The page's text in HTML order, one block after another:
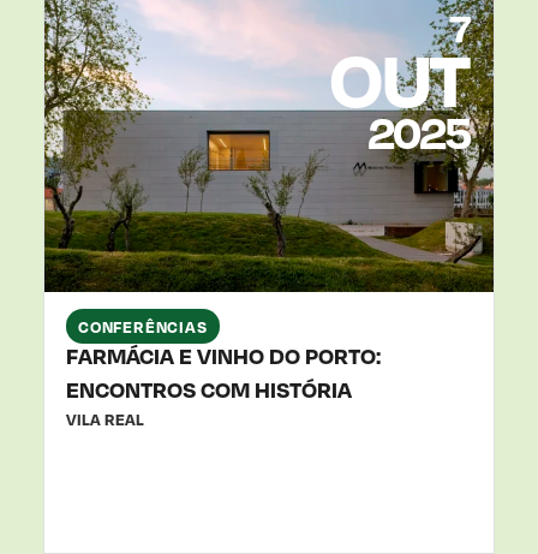
7
OUT
2025
CONFERÊNCIAS
FARMÁCIA E VINHO DO PORTO:
ENCONTROS COM HISTÓRIA
VILA REAL